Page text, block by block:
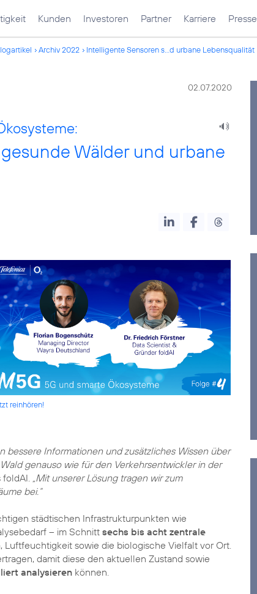
Kunden Investoren Partner Karriere Presse
Archiv 2022 Intelligente Sensoren s...d urbane Lebensqualität
02.07.2020
Wälder und urbane
reinhören!
Informationen und zusätzliches Wissen über
genauso wie für den Verkehrsentwickler in der
foldAI. „Mit unserer Lösung tragen wir zum
bei.“
städtischen Infrastrukturpunkten wie
– im Schnittsechs bis acht zentrale
Luftfeuchtigkeit sowie die biologische Vielfalt vor Ort.
damit diese den aktuellen Zustand sowie
analysieren können.